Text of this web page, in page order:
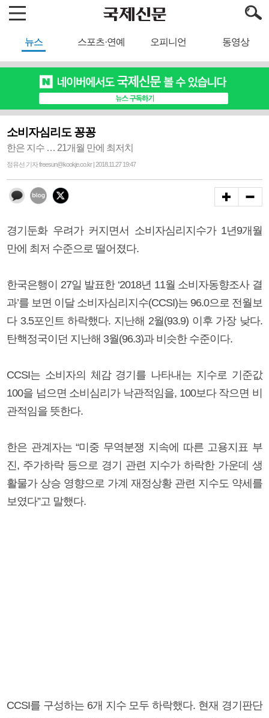
뉴스 스포츠·연예 오피니언 동영상
소비자심리도 꽁꽁
한은 지수 … 21개월 만에 최저치
정유선 기자 freesun@kookje.co.kr | 2018.11.27 19:47
경기둔화 우려가 커지면서 소비자심리지수가 1년9개월
만에 최저 수준으로 떨어졌다.
한국은행이 27일 발표한 ‘2018년 11월 소비자동향조사 결
과’를 보면 이달 소비자심리지수(CCSI)는 96.0으로 전월보
다 3.5포인트 하락했다. 지난해 2월(93.9) 이후 가장 낮다.
탄핵정국이던 지난해 3월(96.3)과 비슷한 수준이다.
CCSI는 소비자의 체감 경기를 나타내는 지수로 기준값
100을 넘으면 소비심리가 낙관적임을, 100보다 작으면 비
관적임을 뜻한다.
한은 관계자는 “미중 무역분쟁 지속에 따른 고용지표 부
진, 주가하락 등으로 경기 관련 지수가 하락한 가운데 생
활물가 상승 영향으로 가계 재정상황 관련 지수도 약세를
보였다”고 말했다.
CCSI를 구성하는 6개 지수 모두 하락했다. 현재 경기판단